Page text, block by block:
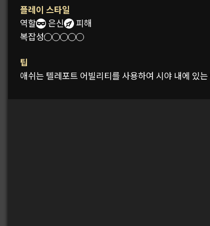
플레이 스타일
역할:
은신
피해
복잡성:
팁
애쉬는 텔레포트 어빌리티를 사용하여 시야 내에 있